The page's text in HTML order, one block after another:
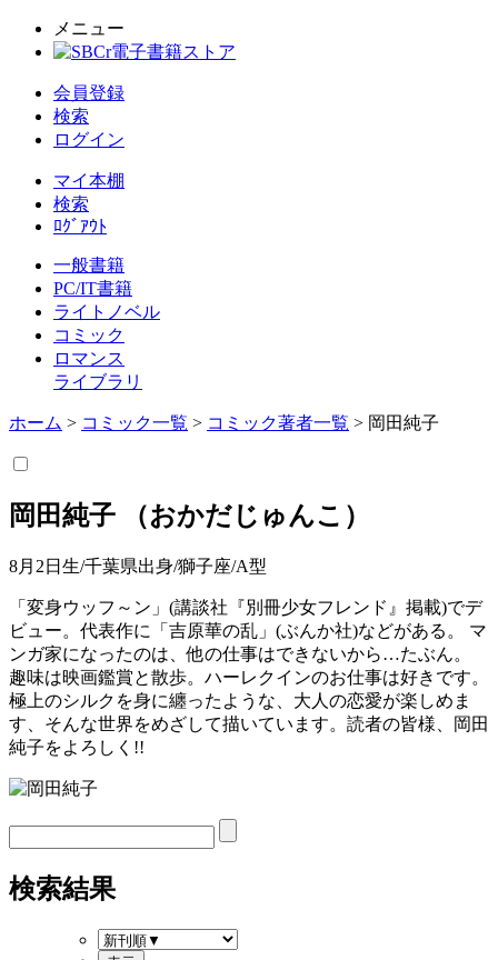
メニュー
会員登録
検索
ログイン
マイ本棚
検索
ﾛｸﾞｱｳﾄ
一般書籍
PC/IT書籍
ライトノベル
コミック
ロマンス
ライブラリ
ホーム > コミック一覧 > コミック著者一覧 > 岡田純子
岡田純子 （おかだじゅんこ ）
8月2日生/千葉県出身/獅子座/A型
「変身ウッフ～ン」(講談社『別冊少女フレンド』掲載)でデ
ビュー。代表作に「吉原華の乱」(ぶんか社)などがある。 マ
ンガ家になったのは、他の仕事はできないから…たぶん。
趣味は映画鑑賞と散歩。ハーレクインのお仕事は好きです。
極上のシルクを身に纏ったような、大人の恋愛が楽しめま
す、そんな世界をめざして描いています。読者の皆様、岡田
純子をよろしく!!
検索結果